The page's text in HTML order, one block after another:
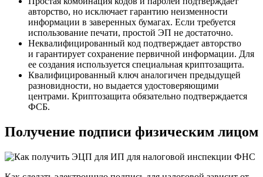
авторство, но исключает гарантию неизменности
информации в заверенных бумагах. Если требуется
использование печати, простой ЭП не достаточно.
Неквалифицированный код подтверждает авторство
и гарантирует сохранение первичной информации. Для
ее создания используется специальная криптозащита.
Квалифицированный ключ аналогичен предыдущей
разновидности, но выдается удостоверяющими
центрами. Криптозащита обязательно подтверждается
ФСБ.
Получение подписи физическим лицом